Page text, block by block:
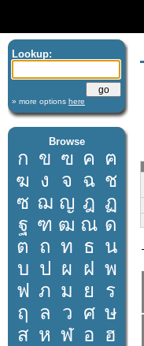
Lookup:
» more options here
Browse
ก ข ฃ ค ฅ
ฆ ง จ ฉ ช
ซ ฌ ญ ฎ ฏ
ฐ ฑ ฒ ณ ด
ต ถ ท ธ น
บ ป ผ ฝ พ
ฟ ภ ม ย
ร
ฤ
ล ว ศ ษ
ส ห ฬ อ ฮ